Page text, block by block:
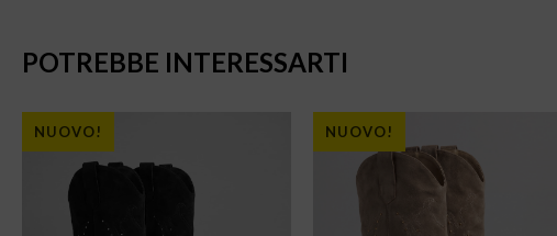
POTREBBE INTERESSARTI
NUOVO! NUOVO!